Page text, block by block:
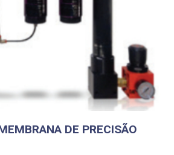
DE PRECISÃO